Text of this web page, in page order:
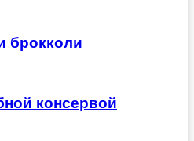
брокколи
консервой